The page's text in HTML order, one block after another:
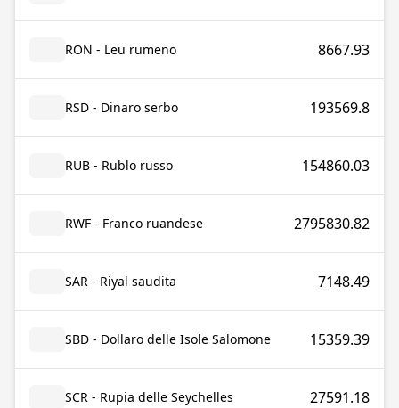
RON - Leu rumeno 8667.93
RSD - Dinaro serbo 193569.8
RUB - Rublo russo 154860.03
RWF - Franco ruandese 2795830.82
SAR - Riyal saudita 7148.49
SBD - Dollaro delle Isole Salomone 15359.39
SCR - Rupia delle Seychelles 27591.18